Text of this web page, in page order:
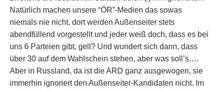
Natürlich machen unsere “ÖR”-Medien das sowas
niemals nie nicht, dort werden Außenseiter stets
abendfüllend vorgestellt und jeder weiß doch, dass es bei
uns 6 Parteien gibt, gell? Und wundert sich dann, dass
über 30 auf dem Wahlschein stehen, aber was soll’s….
Aber in Russland, da ist die ARD ganz ausgewogen, sie
immerhin ignoriert den Außenseiter-Kandidaten nicht. Im